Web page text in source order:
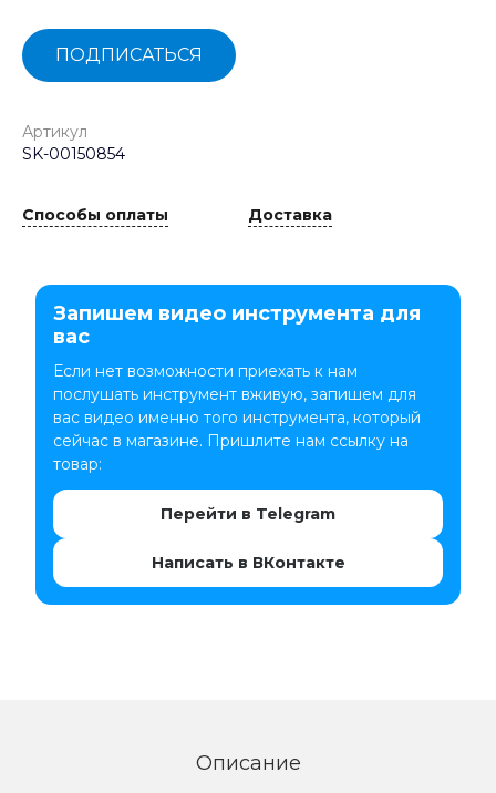
ПОДПИСАТЬСЯ
Артикул
SK-00150854
Способы оплаты Доставка
Запишем видео инструмента для
вас
Если нет возможности приехать к нам
послушать инструмент вживую, запишем для
вас видео именно того инструмента, который
сейчас в магазине. Пришлите нам ссылку на
товар:
Перейти в Telegram
Написать в ВКонтакте
Описание